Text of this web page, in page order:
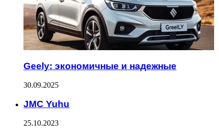
Geely: экономичные и надежные
30.09.2025
JMC Yuhu
25.10.2023